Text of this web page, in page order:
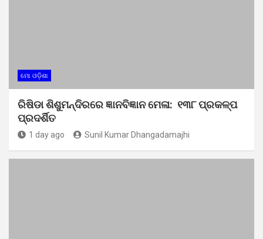
ମୋ ଓଡ଼ିଶା
ରିଷିଡା ଶିଶୁମନ୍ଦିରରେ ଜ୍ଞାନବିଜ୍ଞାନ ମେଳା: ୧୩୮ ପ୍ରକଳ୍ପ
ପ୍ରଦର୍ଶିତ
1 day ago Sunil Kumar Dhangadamajhi